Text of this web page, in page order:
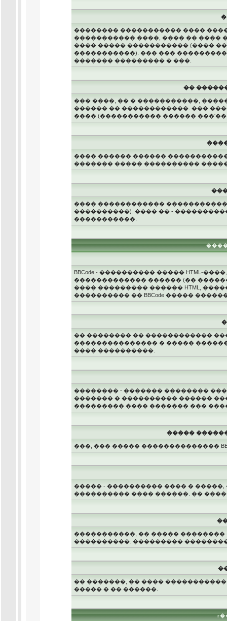
�������� ����������� ����
����������� ����, ���� �� ����
���� ����� ����������� (����
�����������). ��� ���
������� ��������� � ���.
��
��� ����, �� � �����������,
������ �� ������������. ���
���� (����������� ������
���� ������ ������
������� ����� ����������
���� ������������
����������). ���� �� -
�����������.
BBCode - ���������� ����� HTML-
������������� ������ (�� ������
���� ��������� ������ HTML,
���������� �� BBCode �����
�� �������� �� ������������
��������������� � �����
���� ����������.
�������� - ������� ��������
������� � ���������� ������
��������� ���� ������� ���
�����
���, ��� ����� ��������������
����� - ���������� ���� �
���������� ���� ������. ��
�����������, �� �����
����������. ���������
�� �������, �� ����
����� � �� ������.